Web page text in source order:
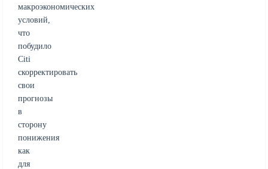
макроэкономических
условий,
что
побудило
Citi
скорректировать
свои
прогнозы
в
сторону
понижения
как
для